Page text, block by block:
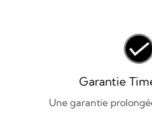
Garantie
Une garantie